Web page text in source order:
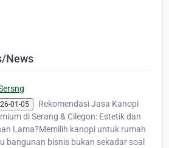
News
01-05
Rekomendasi Jasa Kanopi
di Serang & Cilegon: Estetik dan
Lama?Memilih kanopi untuk rumah
bangunan bisnis bukan sekadar soal